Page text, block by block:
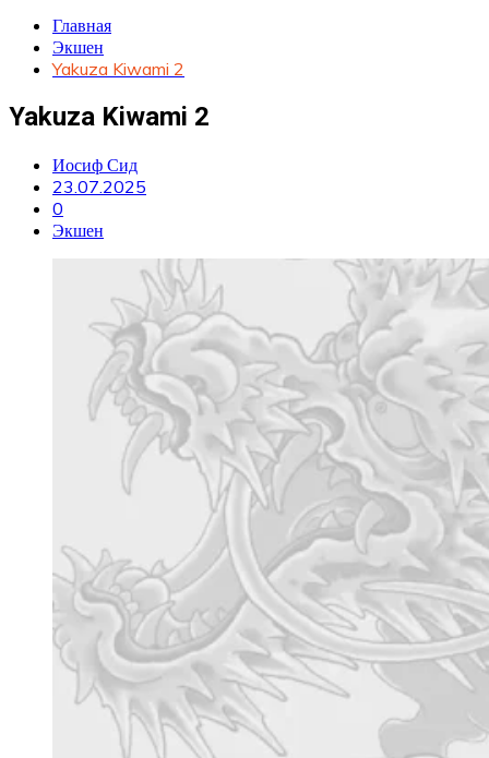
Главная
Экшен
Yakuza Kiwami 2
Yakuza Kiwami 2
Иосиф Сид
23.07.2025
0
Экшен